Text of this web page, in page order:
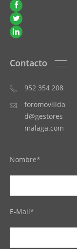
Contacto
952 354 208
foromovilida
d@gestores
malaga.com
Nombre*
E-Mail*